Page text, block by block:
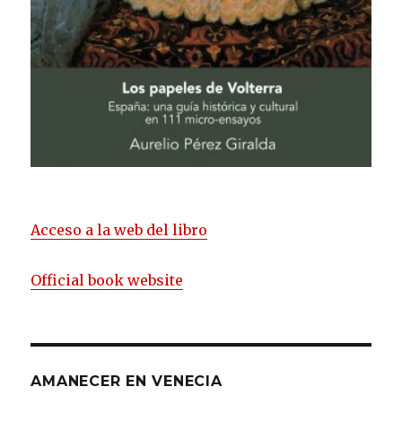
Acceso a la web del libro
Official book website
AMANECER EN VENECIA